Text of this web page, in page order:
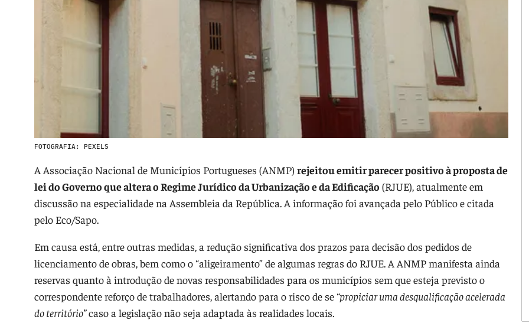
FOTOGRAFIA: PEXELS
A Associação Nacional de Municípios Portugueses (ANMP)rejeitou emitir parecer positivo à proposta de
lei do Governo que altera o Regime Jurídico da Urbanização e da Edificação (RJUE), atualmente em
discussão na especialidade na Assembleia da República. A informação foi avançada pelo Público e citada
pelo Eco/Sapo.
Em causa está, entre outras medidas, a redução significativa dos prazos para decisão dos pedidos de
licenciamento de obras, bem como o “aligeiramento” de algumas regras do RJUE. A ANMP manifesta ainda
reservas quanto à introdução de novas responsabilidades para os municípios sem que esteja previsto o
correspondente reforço de trabalhadores, alertando para o risco de se “propiciar uma desqualificação acelerada
do território”caso a legislação não seja adaptada às realidades locais.